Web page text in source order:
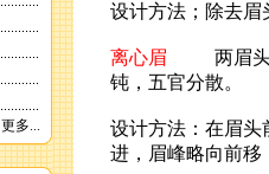
更多...
设计方法；除去眉
离心眉
两眉头
钝，五官分散。
设计方法：在眉头
进，眉峰略向前移